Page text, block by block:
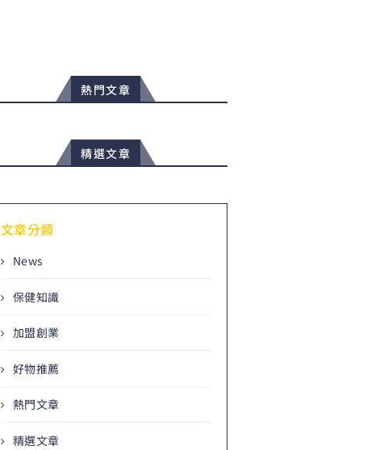
熱門文章
精選文章
文章分類
News
保健知識
加盟創業
好物推薦
熱門文章
精選文章